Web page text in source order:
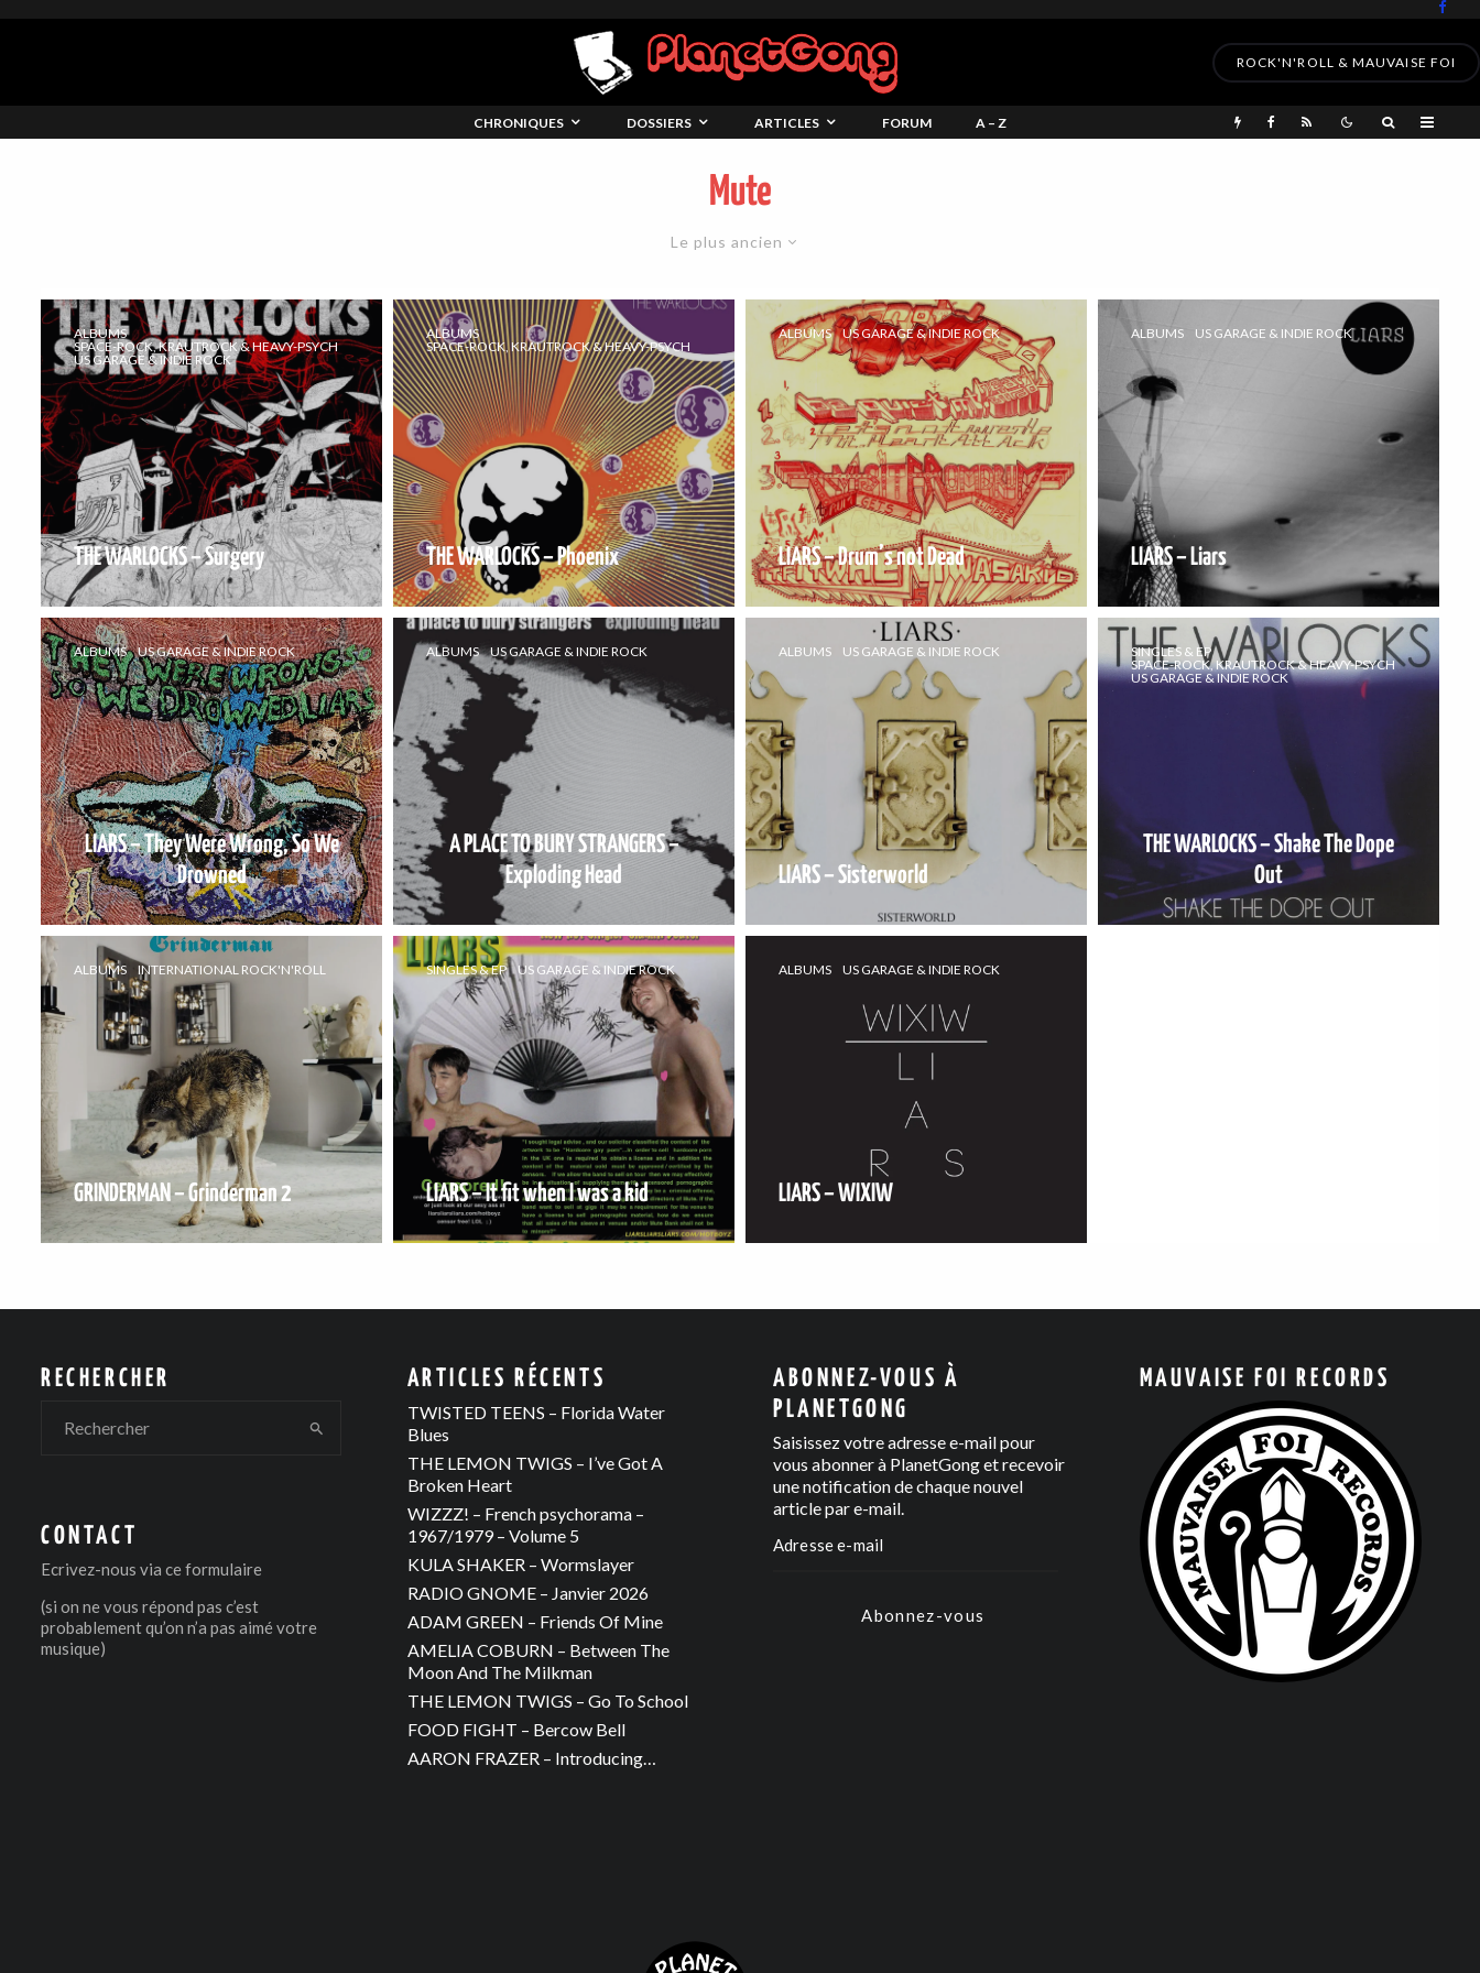
ROCK'N'ROLL & MAUVAISE FOI
CHRONIQUES DOSSIERS ARTICLES FORUM A – Z
Mute
Le plus ancien
ALBUMS
SPACE-ROCK, KRAUTROCK & HEAVY-PSYCH
US GARAGE & INDIE ROCK
THE WARLOCKS – Surgery
ALBUMS
SPACE-ROCK, KRAUTROCK & HEAVY-PSYCH
THE WARLOCKS – Phoenix
ALBUMS US GARAGE & INDIE ROCK
LIARS – Drum’s not Dead
ALBUMS US GARAGE & INDIE ROCK
LIARS – Liars
ALBUMS US GARAGE & INDIE ROCK
LIARS – They Were Wrong, So We
Drowned
ALBUMS US GARAGE & INDIE ROCK
A PLACE TO BURY STRANGERS –
Exploding Head
ALBUMS US GARAGE & INDIE ROCK
LIARS – Sisterworld
SINGLES & EP
SPACE-ROCK, KRAUTROCK & HEAVY-PSYCH
US GARAGE & INDIE ROCK
THE WARLOCKS – Shake The Dope
Out
ALBUMS INTERNATIONAL ROCK'N'ROLL
GRINDERMAN – Grinderman 2
SINGLES & EP US GARAGE & INDIE ROCK
LIARS – It fit when I was a kid
ALBUMS US GARAGE & INDIE ROCK
LIARS – WIXIW
RECHERCHER
CONTACT
Ecrivez-nous via ce formulaire
(si on ne vous répond pas c’est
probablement qu’on n’a pas aimé votre
musique)
ARTICLES RÉCENTS
TWISTED TEENS – Florida Water
Blues
THE LEMON TWIGS – I’ve Got A
Broken Heart
WIZZZ! – French psychorama –
1967/1979 – Volume 5
KULA SHAKER – Wormslayer
RADIO GNOME – Janvier 2026
ADAM GREEN – Friends Of Mine
AMELIA COBURN – Between The
Moon And The Milkman
THE LEMON TWIGS – Go To School
FOOD FIGHT – Bercow Bell
AARON FRAZER – Introducing…
ABONNEZ-VOUS À
PLANETGONG
Saisissez votre adresse e-mail pour
vous abonner à PlanetGong et recevoir
une notification de chaque nouvel
article par e-mail.
Abonnez-vous
MAUVAISE FOI RECORDS